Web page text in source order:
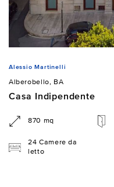
Alessio Martinelli
Alberobello, BA
Casa Indipendente
870 mq
24 Camere da
letto